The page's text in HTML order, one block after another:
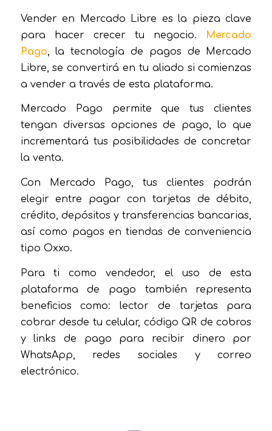
Vender en Mercado Libre es la pieza clave
para hacer crecer tu negocio. Mercado
Pago, la tecnología de pagos de Mercado
Libre, se convertirá en tu aliado si comienzas
a vender a través de esta plataforma.
Mercado Pago permite que tus clientes
tengan diversas opciones de pago, lo que
incrementará tus posibilidades de concretar
la venta.
Con Mercado Pago, tus clientes podrán
elegir entre pagar con tarjetas de débito,
crédito, depósitos y transferencias bancarias,
así como pagos en tiendas de conveniencia
tipo Oxxo.
Para ti como vendedor, el uso de esta
plataforma de pago también representa
beneficios como: lector de tarjetas para
cobrar desde tu celular, código QR de cobros
y links de pago para recibir dinero por
WhatsApp, redes sociales y correo
electrónico.